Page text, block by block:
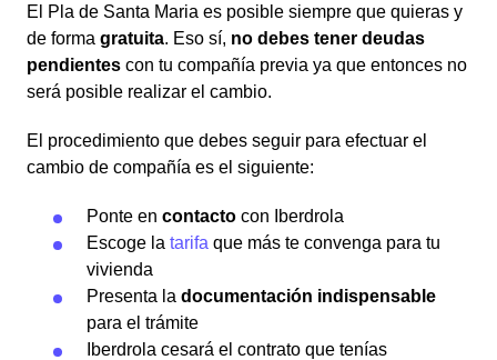
El Pla de Santa Maria es posible siempre que quieras y
de forma gratuita. Eso sí, no debes tener deudas
pendientes con tu compañía previa ya que entonces no
será posible realizar el cambio.
El procedimiento que debes seguir para efectuar el
cambio de compañía es el siguiente:
Ponte en contacto con Iberdrola
Escoge la tarifa que más te convenga para tu
vivienda
Presenta la documentación indispensable
para el trámite
Iberdrola cesará el contrato que tenías